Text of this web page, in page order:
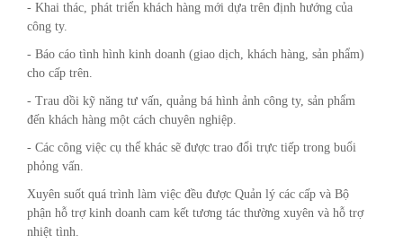
- Khai thác, phát triển khách hàng mới dựa trên định hướng của
công ty.
- Báo cáo tình hình kinh doanh (giao dịch, khách hàng, sản phẩm)
cho cấp trên.
- Trau dồi kỹ năng tư vấn, quảng bá hình ảnh công ty, sản phẩm
đến khách hàng một cách chuyên nghiệp.
- Các công việc cụ thể khác sẽ được trao đổi trực tiếp trong buổi
phỏng vấn.
Xuyên suốt quá trình làm việc đều được Quản lý các cấp và Bộ
phận hỗ trợ kinh doanh cam kết tương tác thường xuyên và hỗ trợ
nhiệt tình.